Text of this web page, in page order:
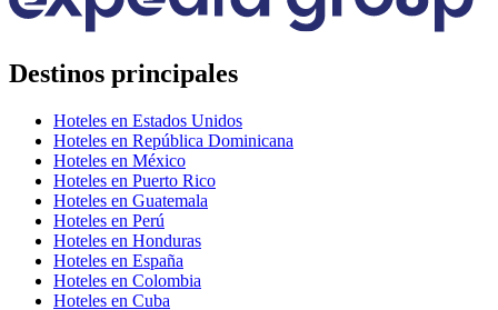
Destinos principales
Hoteles en Estados Unidos
Hoteles en República Dominicana
Hoteles en México
Hoteles en Puerto Rico
Hoteles en Guatemala
Hoteles en Perú
Hoteles en Honduras
Hoteles en España
Hoteles en Colombia
Hoteles en Cuba